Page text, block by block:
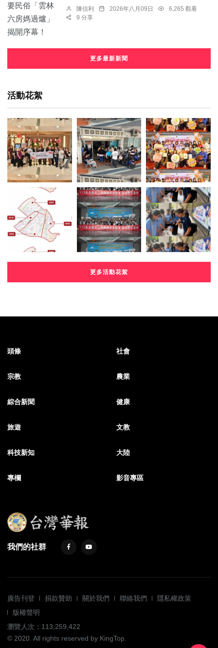
陳信利 2026年八月09日
6,265 觀看
9 分享
更多最新新聞
活動花絮
更多活動花絮
頭條 社會
宗教 農業
綜合新聞 健康
旅遊 文教
科技新知 大陸
專欄 影音專區
我們的社群
廣告刊登 捐款贊助 關於我們 聯絡我們
隱私權政策
版權聲明
瀏覽人次：113,259,422
© 2020. All rights reserved by KingTop.